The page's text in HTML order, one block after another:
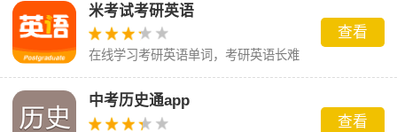
米考试考研英语
在线学习考研英语单词，考研英语长难
句。
查看
中考历史通app
查看